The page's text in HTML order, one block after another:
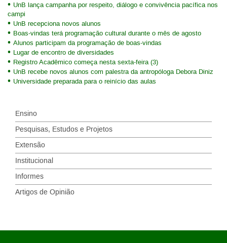
UnB lança campanha por respeito, diálogo e convivência pacífica nos
campi
UnB recepciona novos alunos
Boas-vindas terá programação cultural durante o mês de agosto
Alunos participam da programação de boas-vindas
Lugar de encontro de diversidades
Registro Acadêmico começa nesta sexta-feira (3)
UnB recebe novos alunos com palestra da antropóloga Debora Diniz
Universidade preparada para o reinício das aulas
Ensino
Pesquisas, Estudos e Projetos
Extensão
Institucional
Informes
Artigos de Opinião